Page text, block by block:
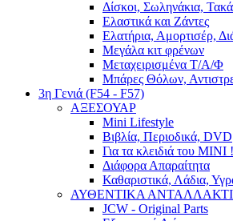
Δίσκοι, Σωληνάκια,
Ελαστικά και Ζάντες
Ελατήρια, Αμορτισέρ,
Μεγάλα κιτ φρένων
Μεταχειρισμένα Τ/Α/Φ
Μπάρες Θόλων,
3η Γενιά (F54 - F57)
ΑΞΕΣΟΥΑΡ
Mini Lifestyle
Βιβλία, Περιοδικά, DVD
Για τα κλειδιά του MINI !
Διάφορα Απαραίτητα
Καθαριστικά, Λάδια,
ΑΥΘΕΝΤΙΚΑ
JCW - Original Parts